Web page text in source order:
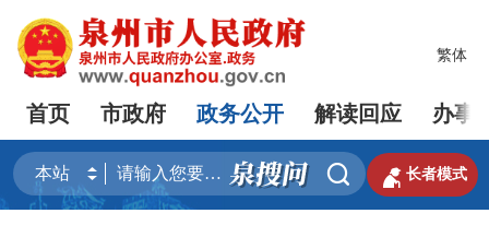
繁体
首页 市政府 政务公开 解读回应 办事
  长者模式